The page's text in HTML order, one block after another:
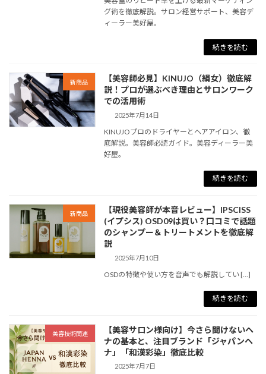
グ術を徹底解説。サロン経営サポート、美容デ
ィーラー美好屋。
続きを読む
新商品
【美容師必見】KINUJO（絹女）徹底解
説！プロが選ぶべき理由とサロンワーク
での活用術
2025年7月14日
KINUJOプロのドライヤーとヘアアイロン、徹
底解説。美容師必読ガイド。美容ディーラー美
好屋。
続きを読む
新商品
【現役美容師が本音レビュー】IPSCISS
(イプシス) OSD09は買い？口コミで話題
のシャンプー＆トリートメントを徹底解
説
2025年7月10日
OSDの特徴や使い方を音声でも解説してい […]
続きを読む
美容技術関連
【美容サロン様向け】今さら聞けないヘ
ナの基本と、注目ブランド「ジャパンヘ
ナ」「和漢彩染」徹底比較
2025年7月7日